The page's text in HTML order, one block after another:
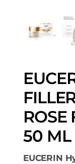
ROSE
50 ML
EUCERIN